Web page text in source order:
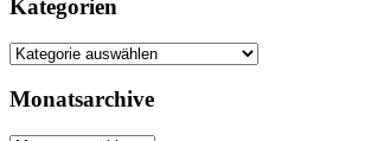
Kategorien
Kategorien
Monatsarchive